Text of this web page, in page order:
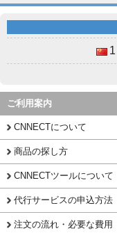
1
ご利用案内
CNNECTについて
商品の探し方
CNNECTツールについて
代行サービスの申込方法
注文の流れ・必要な費用